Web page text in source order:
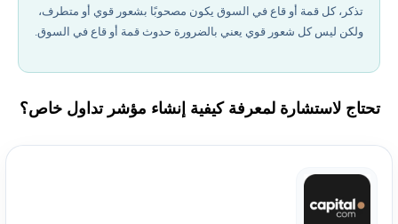
تذكر، كل قمة أو قاع في السوق يكون مصحوبًا بشعور قوي أو متطرف،
ولكن ليس كل شعور قوي يعني بالضرورة حدوث قمة أو قاع في السوق.
تحتاج لاستشارة لمعرفة كيفية إنشاء مؤشر تداول خاص؟